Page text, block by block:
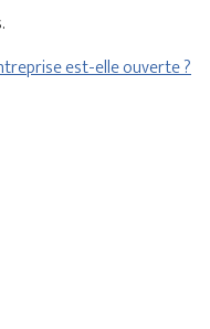
est-elle ouverte ?